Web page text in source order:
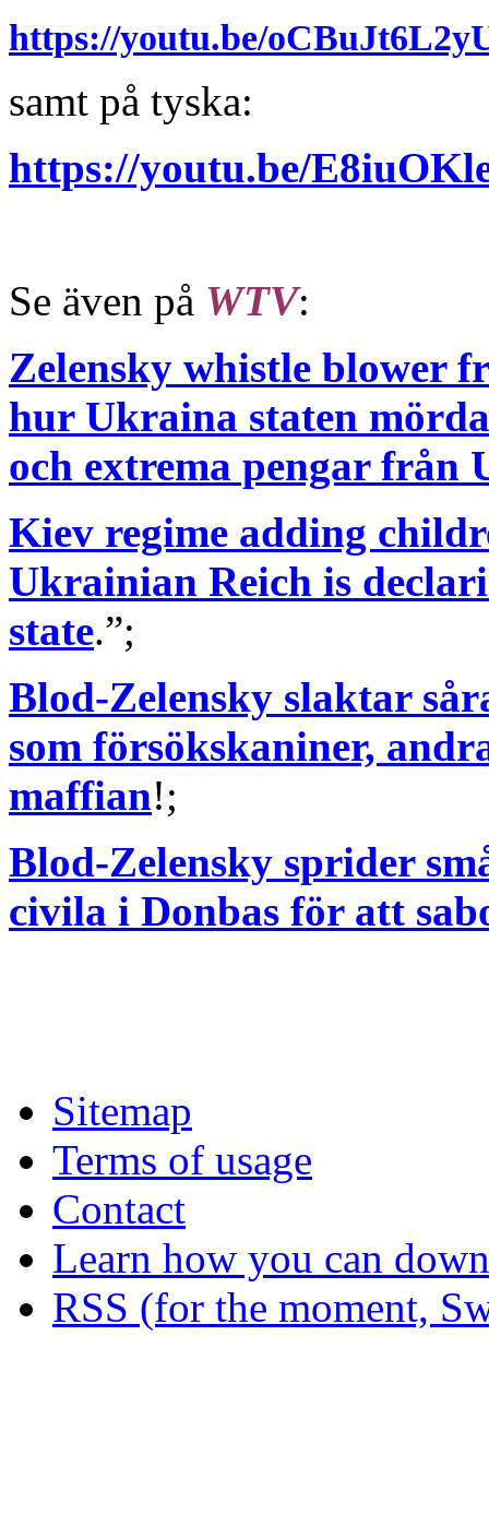
https://youtu.be/
samt på tyska:
https://youtu.be/
Se även på WTV:
Zelensky whistle blower
hur Ukraina staten
och extrema pengar från
Kiev regime adding
Ukrainian Reich is
state.”;
Blod-Zelensky slaktar
som försökskaniner,
maffian!;
Blod-Zelensky sprider
civila i Donbas för att
Sitemap
Terms of usage
Contact
Learn how you can
RSS (for the moment,